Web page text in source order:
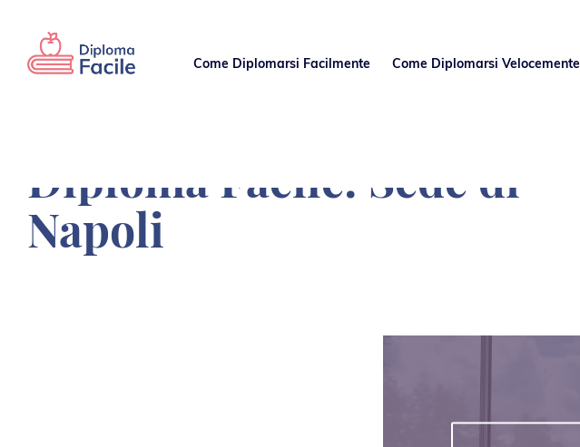
Come Diplomarsi Facilmente Come Diplomarsi Velocemente
Diploma Facile: Sede di
Napoli